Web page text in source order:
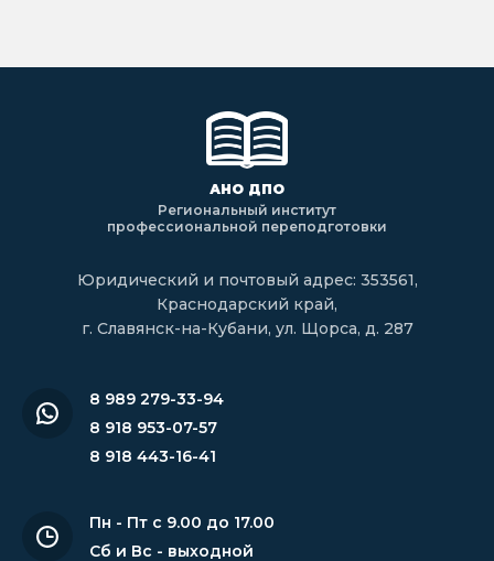
АНО ДПО
Региональный институт
профессиональной переподготовки
Юридический и почтовый адрес: 353561,
Краснодарский край,
г. Славянск-на-Кубани, ул. Щорса, д. 287
8 989 279-33-94
8 918 953-07-57
8 918 443-16-41
Пн - Пт с 9.00 до 17.00
Сб и Вс - выходной